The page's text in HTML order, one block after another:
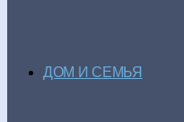
ДОМ И СЕМЬЯ